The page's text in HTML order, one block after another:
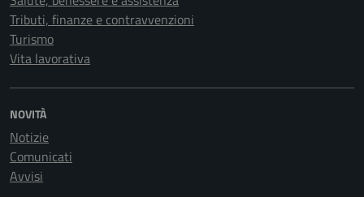
Tributi, finanze e contravvenzioni
Turismo
Vita lavorativa
NOVITÀ
Notizie
Comunicati
Avvisi